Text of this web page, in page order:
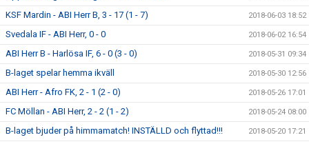
KSF Mardin - ABI Herr B, 3 - 17 (1 - 7) 2018-06-03 18:52
Svedala IF - ABI Herr, 0 - 0 2018-06-02 16:54
ABI Herr B - Harlösa IF, 6 - 0 (3 - 0) 2018-05-31 09:34
B-laget spelar hemma ikväll 2018-05-30 12:56
ABI Herr - Afro FK, 2 - 1 (2 - 0) 2018-05-26 17:01
FC Möllan - ABI Herr, 2 - 2 (1 - 2) 2018-05-24 08:00
B-laget bjuder på himmamatch! INSTÄLLD och flyttad!!! 2018-05-20 17:21